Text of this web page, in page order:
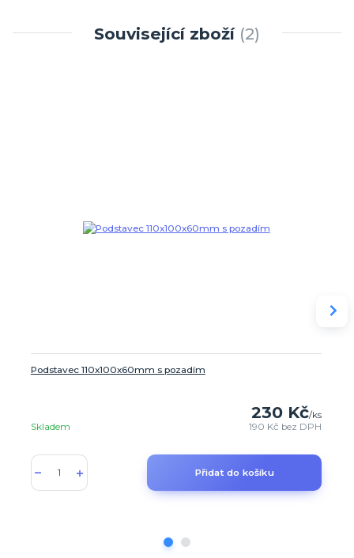
Související zboží 2
Podstavec 110x100x60mm s pozadím
230 Kč/ks
190 Kč bez DPH
Skladem
Přidat do košíku